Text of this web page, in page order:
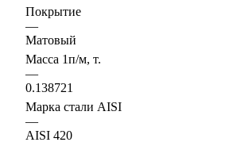
Покрытие
—
Матовый
Масса 1п/м, т.
—
0.138721
Марка стали AISI
—
AISI 420